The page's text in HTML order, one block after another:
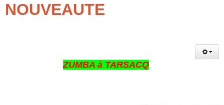
NOUVEAUTE
ZUMBA à TARSACQ